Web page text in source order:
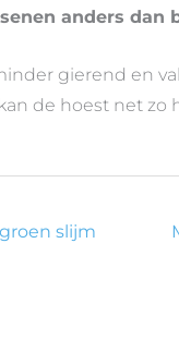
anders dan
gierend en
de hoest net zo
slijm